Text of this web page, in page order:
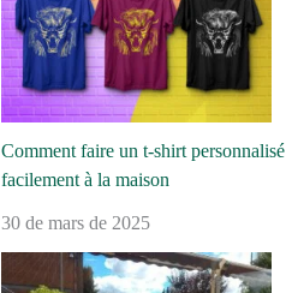
Comment faire un t-shirt personnalisé
facilement à la maison
30 de mars de 2025